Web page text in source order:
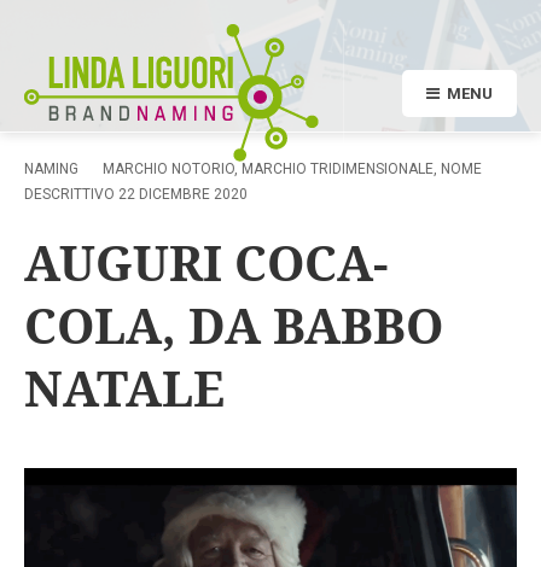
MENU
NAMING MARCHIO NOTORIO, MARCHIO TRIDIMENSIONALE, NOME
DESCRITTIVO 22 DICEMBRE 2020
AUGURI COCA-
COLA, DA BABBO
NATALE